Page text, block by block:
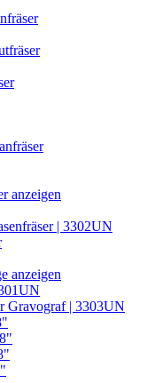
anzeigen
| 3302UN
anzeigen
Gravograf | 3303UN